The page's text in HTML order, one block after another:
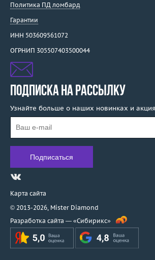
Политика ПД ломбард
Гарантии
ИНН 503609561072
ОГРНИП 305507403500044
ПОДПИСКА НА РАССЫЛКУ
Узнайте больше о наших новинках и
Карта сайта
© 2013-2026, Mister Diamond
Разработка сайта — «Сибирикс»